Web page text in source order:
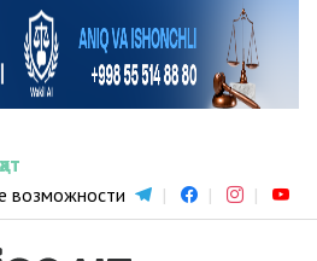
возможности